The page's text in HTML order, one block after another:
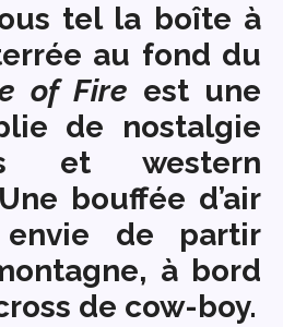
tel la boîte à
au fond du
of Fire est une
de nostalgie
et western
bouffée d’air
de partir
à bord
de cow-boy.